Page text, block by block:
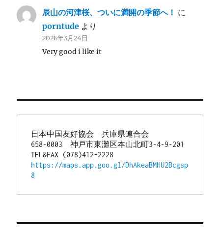
辰山の河津桜、ついに満開の季節へ！ に
porntude より
2026年3月24日
Very good i like it
日本中国友好協会　兵庫県連合会
658-0003　神戸市東灘区本山北町3-4-9-201
TEL&FAX (078)412-2228
https://maps.app.goo.gl/DhAkeaBMHU2Bcgsp
8